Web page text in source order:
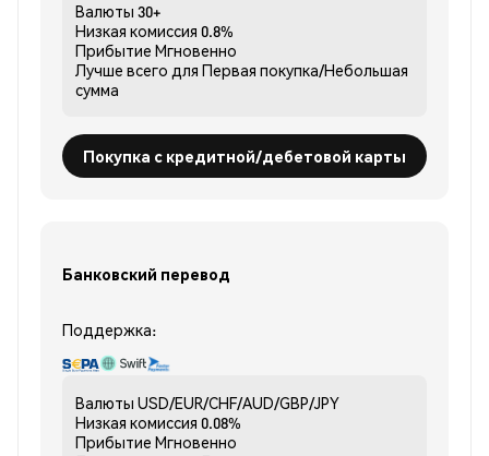
Валюты 30+
Низкая комиссия 0.8%
Прибытие Мгновенно
Лучше всего для Первая покупка/Небольшая
сумма
Покупка с кредитной/дебетовой карты
Банковский перевод
Поддержка:
Валюты USD/EUR/CHF/AUD/GBP/JPY
Низкая комиссия 0.08%
Прибытие Мгновенно